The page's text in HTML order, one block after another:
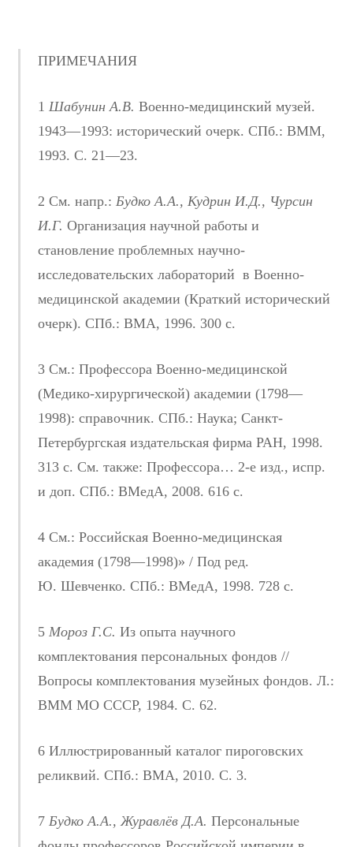
ПРИМЕЧАНИЯ
1 Шабунин А.В. Военно-медицинский музей.
1943—1993: исторический очерк. СПб.: ВММ,
1993. С. 21—23.
2 См. напр.: Будко А.А., Кудрин И.Д., Чурсин
И.Г. Организация научной работы и
становление проблемных научно-
исследовательских лабораторий в Военно-
медицинской академии (Краткий исторический
очерк). СПб.: ВМА, 1996. 300 с.
3 См.: Профессора Военно-медицинской
(Медико-хирургической) академии (1798—
1998): справочник. СПб.: Наука; Санкт-
Петербургская издательская фирма РАН, 1998.
313 с. См. также: Профессора… 2-е изд., испр.
и доп. СПб.: ВМедА, 2008. 616 с.
4 См.: Российская Военно-медицинская
академия (1798—1998)» / Под ред.
Ю. Шевченко. СПб.: ВМедА, 1998. 728 с.
5 Мороз Г.С. Из опыта научного
комплектования персональных фондов //
Вопросы комплектования музейных фондов. Л.:
ВММ МО СССР, 1984. С. 62.
6 Иллюстрированный каталог пироговских
реликвий. СПб.: ВМА, 2010. С. 3.
7 Будко А.А., Журавлёв Д.А. Персональные